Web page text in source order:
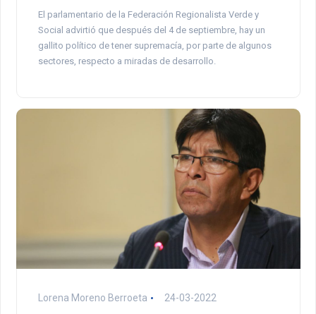
El parlamentario de la Federación Regionalista Verde y
Social advirtió que después del 4 de septiembre, hay un
gallito político de tener supremacía, por parte de algunos
sectores, respecto a miradas de desarrollo.
Lorena Moreno Berroeta 24-03-2022